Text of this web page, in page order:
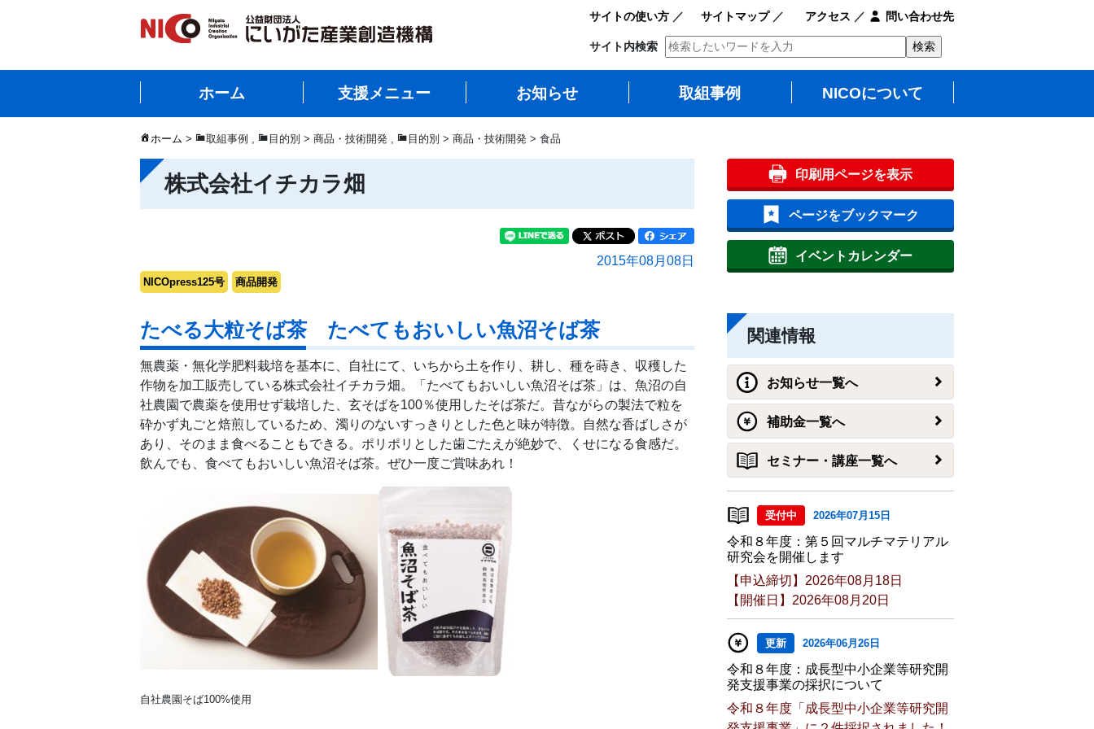
サイトの使い方／ サイトマップ／ アクセス ／ 問い合わせ先
サイト内検索
ホーム 支援メニュー お知らせ 取組事例 NICOについて
ホーム > 取組事例 , 目的別 > 商品・技術開発 , 目的別 > 商品・技術開発 > 食品
株式会社イチカラ畑
2015年08月08日
NICOpress125号 商品開発
たべる大粒そば茶 たべてもおいしい魚沼そば茶
無農薬・無化学肥料栽培を基本に、自社にて、いちから土を作り、耕し、種を蒔き、収穫した
作物を加工販売している株式会社イチカラ畑。「たべてもおいしい魚沼そば茶」は、魚沼の自
社農園で農薬を使用せず栽培した、玄そばを100％使用したそば茶だ。昔ながらの製法で粒を
砕かず丸ごと焙煎しているため、濁りのないすっきりとした色と味が特徴。自然な香ばしさが
あり、そのまま食べることもできる。ポリポリとした歯ごたえが絶妙で、くせになる食感だ。
飲んでも、食べてもおいしい魚沼そば茶。ぜひ一度ご賞味あれ！
自社農園そば100%使用
印刷用ページを表示
ページをブックマーク
イベントカレンダー
関連情報
お知らせ一覧へ
補助金一覧へ
セミナー・講座一覧へ
受付中 2026年07月15日
令和８年度：第５回マルチマテリアル
研究会を開催します
【申込締切】2026年08月18日
【開催日】2026年08月20日
更新 2026年06月26日
令和８年度：成長型中小企業等研究開
発支援事業の採択について
令和８年度「成長型中小企業等研究開